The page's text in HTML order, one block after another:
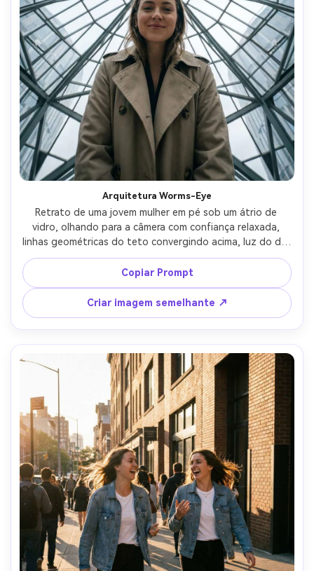
Arquitetura Worms-Eye
Retrato de uma jovem mulher em pé sob um átrio de
vidro, olhando para a câmera com confiança relaxada,
linhas geométricas do teto convergindo acima, luz do dia
suave filtrado através do vidro, perspectiva grande
angular, Sony A7R V, lente de 20 mm, f/3.2, rosto afiado,
simetria dramática, olhar editorial fotorealista-AR 4:5
Copiar Prompt
Criar imagem semelhante ↗
Crie imagens com
IA sem limites.
100% grátis!
Comece Grátis →